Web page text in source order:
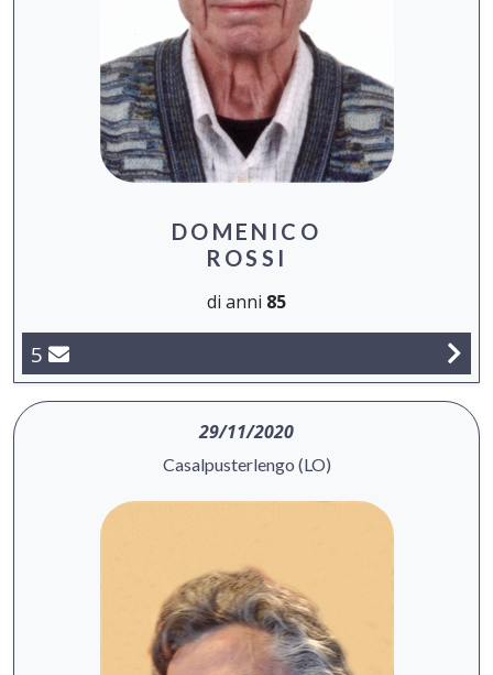
DOMENICO
ROSSI
di anni 85
5
29/11/2020
Casalpusterlengo (LO)